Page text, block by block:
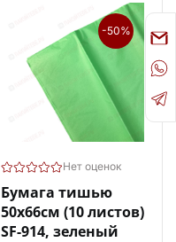
-50%
Нет оценок
Бумага тишью
50х66см (10 листов)
SF-914, зеленый